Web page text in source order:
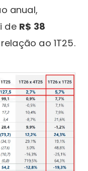
anual,
de R$ 38
ao 1T25.